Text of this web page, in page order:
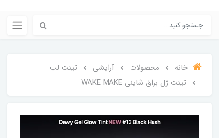
خانه محصولات آرایشی
تینت لب
تینت ژل براق شاینی WAKE MAKE